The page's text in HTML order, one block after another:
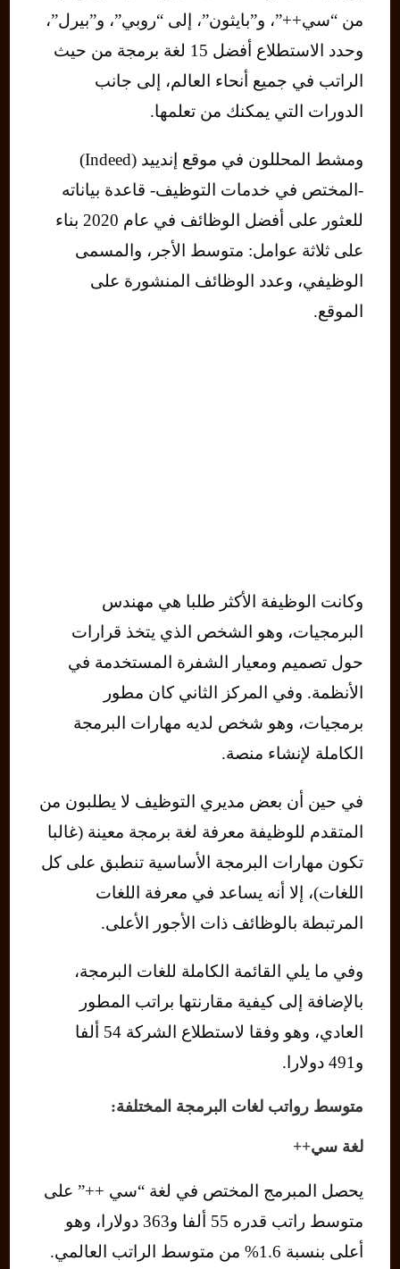
من “سي++”، و”بايثون”، إلى “روبي”، و”بيرل”،
وحدد الاستطلاع أفضل 15 لغة برمجة من حيث
الراتب في جميع أنحاء العالم، إلى جانب
الدورات التي يمكنك من تعلمها.
ومشط المحللون في موقع إندييد (Indeed)
-المختص في خدمات التوظيف- قاعدة بياناته
للعثور على أفضل الوظائف في عام 2020 بناء
على ثلاثة عوامل: متوسط ​​الأجر، والمسمى
الوظيفي، وعدد الوظائف المنشورة على
الموقع.
وكانت الوظيفة الأكثر طلبا هي مهندس
البرمجيات، وهو الشخص الذي يتخذ قرارات
حول تصميم ومعيار الشفرة المستخدمة في
الأنظمة. وفي المركز الثاني كان مطور
برمجيات، وهو شخص لديه مهارات البرمجة
الكاملة لإنشاء منصة.
في حين أن بعض مديري التوظيف لا يطلبون من
المتقدم للوظيفة معرفة لغة برمجة معينة (غالبا
تكون مهارات البرمجة الأساسية تنطبق على كل
اللغات)، إلا أنه يساعد في معرفة اللغات
المرتبطة بالوظائف ذات الأجور الأعلى.
وفي ما يلي القائمة الكاملة للغات البرمجة،
بالإضافة إلى كيفية مقارنتها براتب المطور
العادي، وهو وفقا لاستطلاع الشركة 54 ألفا
و491 دولارا.
متوسط رواتب لغات البرمجة المختلفة:
لغة سي++
يحصل المبرمج المختص في لغة “سي ++” على
متوسط ​​راتب قدره 55 ألفا و363 دولارا، وهو
أعلى بنسبة 1.6% من متوسط ​​الراتب العالمي.